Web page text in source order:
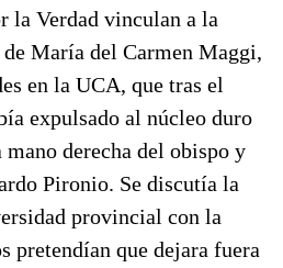
la Verdad vinculan a la
María del Carmen Maggi,
en la UCA, que tras el
expulsado al núcleo duro
derecha del obispo y
Pironio. Se discutía la
provincial con la
pretendían que dejara fuera